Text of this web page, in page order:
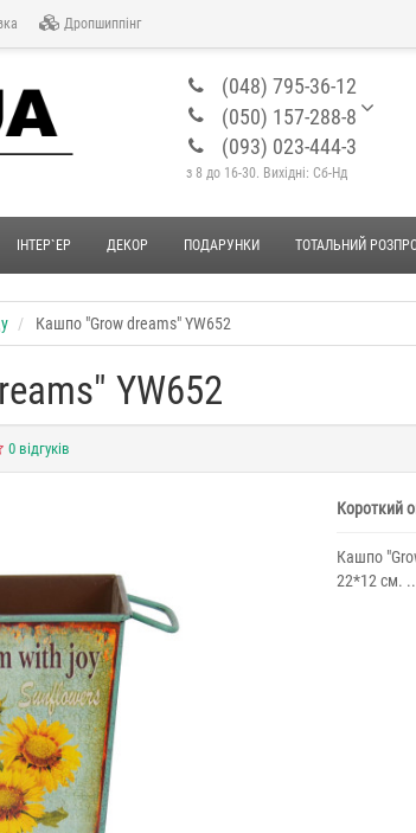
Дропшиппінг
(048) 795-36-12
(050) 157-288-8
(093) 023-444-3
з 8 до 16-30. Вихідні: Сб-Нд
ІНТЕР`ЕР ДЕКОР ПОДАРУНКИ ТОТАЛЬНИЙ
Кашпо "Grow dreams" YW652
YW652
0 відгуків
Короткий
Кашпо
22*12 см.